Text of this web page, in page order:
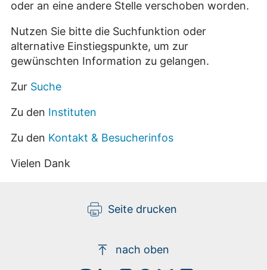
oder an eine andere Stelle verschoben worden.
Nutzen Sie bitte die Suchfunktion oder
alternative Einstiegspunkte, um zur
gewünschten Information zu gelangen.
Zur Suche
Zu den Instituten
Zu den Kontakt & Besucherinfos
Vielen Dank
Seite drucken
nach oben